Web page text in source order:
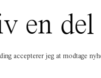
en
accepterer jeg at modtage